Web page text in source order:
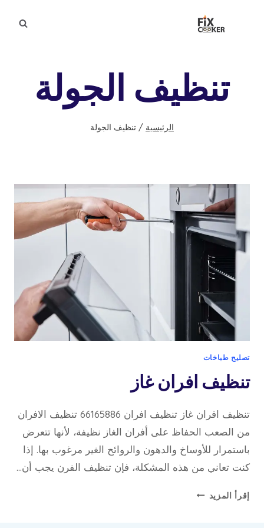
تنظيف الجولة
الرئيسية / تنظيف الجولة
تصليح طباخات
تنظيف افران غاز
تنظيف افران غاز تنظيف افران 66165886 تنظيف الافران
من الصعب الحفاظ على أفران الغاز نظيفة، لأنها تتعرض
باستمرار للأوساخ والدهون والروائح الغير مرغوب بها. إذا
كنت تعاني من هذه المشكلة، فإن تنظيف الفرن يجب أن…
إقرأ المزيد تنظيف